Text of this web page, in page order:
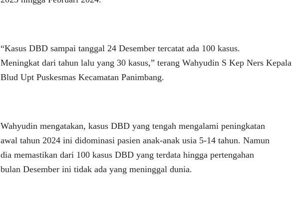
“Kasus DBD sampai tanggal 24 Desember tercatat ada 100 kasus.
Meningkat dari tahun lalu yang 30 kasus,” terang Wahyudin S Kep Ners Kepala
Blud Upt Puskesmas Kecamatan Panimbang.
Wahyudin mengatakan, kasus DBD yang tengah mengalami peningkatan
awal tahun 2024 ini didominasi pasien anak-anak usia 5-14 tahun. Namun
dia memastikan dari 100 kasus DBD yang terdata hingga pertengahan
bulan Desember ini tidak ada yang meninggal dunia.